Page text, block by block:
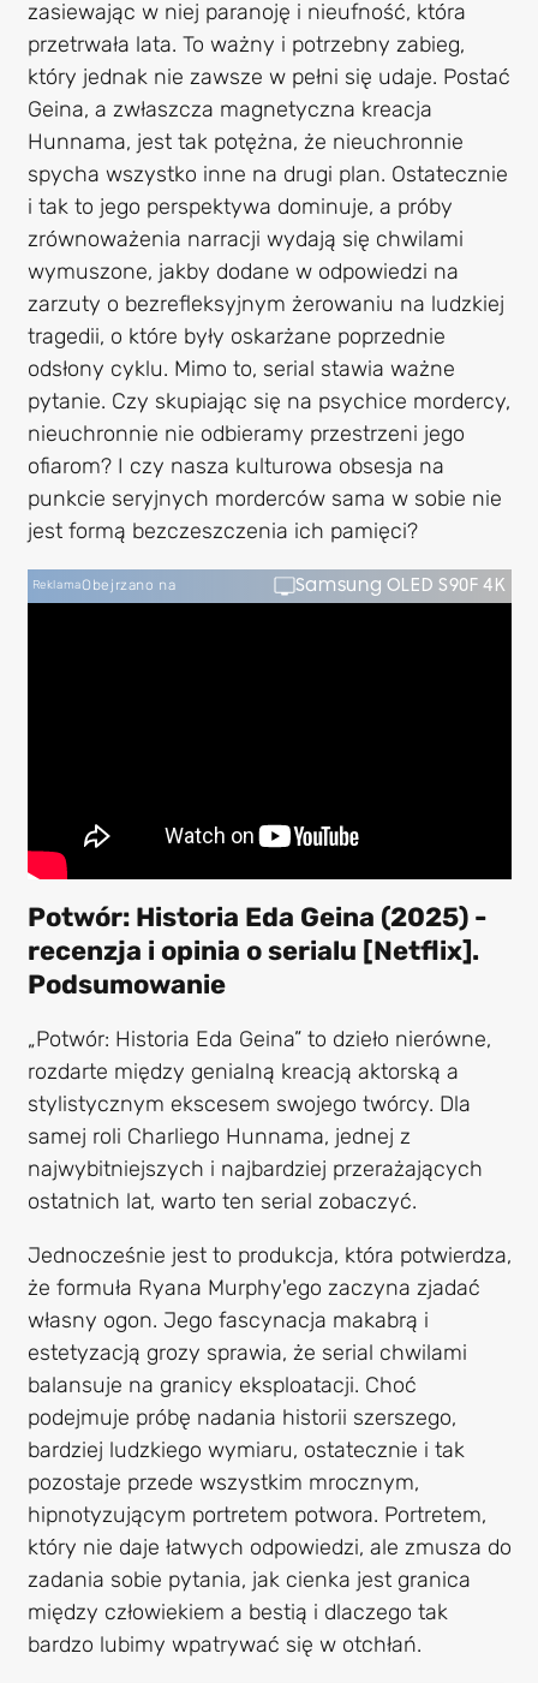
zasiewając w niej paranoję i nieufność, która
przetrwała lata. To ważny i potrzebny zabieg,
który jednak nie zawsze w pełni się udaje. Postać
Geina, a zwłaszcza magnetyczna kreacja
Hunnama, jest tak potężna, że nieuchronnie
spycha wszystko inne na drugi plan. Ostatecznie
i tak to jego perspektywa dominuje, a próby
zrównoważenia narracji wydają się chwilami
wymuszone, jakby dodane w odpowiedzi na
zarzuty o bezrefleksyjnym żerowaniu na ludzkiej
tragedii, o które były oskarżane poprzednie
odsłony cyklu. Mimo to, serial stawia ważne
pytanie. Czy skupiając się na psychice mordercy,
nieuchronnie nie odbieramy przestrzeni jego
ofiarom? I czy nasza kulturowa obsesja na
punkcie seryjnych morderców sama w sobie nie
jest formą bezczeszczenia ich pamięci?
Obejrzano na Samsung OLED S90F 4K
Reklama
Potwór: Historia Eda Geina (2025) -
recenzja i opinia o serialu [Netflix].
Podsumowanie
„Potwór: Historia Eda Geina” to dzieło nierówne,
rozdarte między genialną kreacją aktorską a
stylistycznym ekscesem swojego twórcy. Dla
samej roli Charliego Hunnama, jednej z
najwybitniejszych i najbardziej przerażających
ostatnich lat, warto ten serial zobaczyć.
Jednocześnie jest to produkcja, która potwierdza,
że formuła Ryana Murphy'ego zaczyna zjadać
własny ogon. Jego fascynacja makabrą i
estetyzacją grozy sprawia, że serial chwilami
balansuje na granicy eksploatacji. Choć
podejmuje próbę nadania historii szerszego,
bardziej ludzkiego wymiaru, ostatecznie i tak
pozostaje przede wszystkim mrocznym,
hipnotyzującym portretem potwora. Portretem,
który nie daje łatwych odpowiedzi, ale zmusza do
zadania sobie pytania, jak cienka jest granica
między człowiekiem a bestią i dlaczego tak
bardzo lubimy wpatrywać się w otchłań.